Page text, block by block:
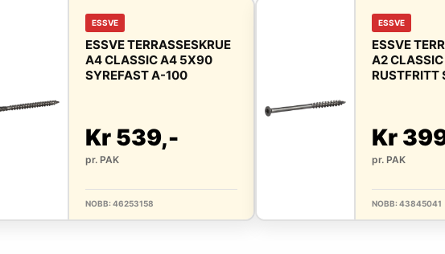
ESSVE
ESSVE TERRASSESKRUE
A4 CLASSIC A4 5X90
SYREFAST A-100
Kr 539,-
pr. PAK
NOBB: 46253158
ESSVE
ESSVE
A2
Kr
pr. PAK
NOBB: 43845041